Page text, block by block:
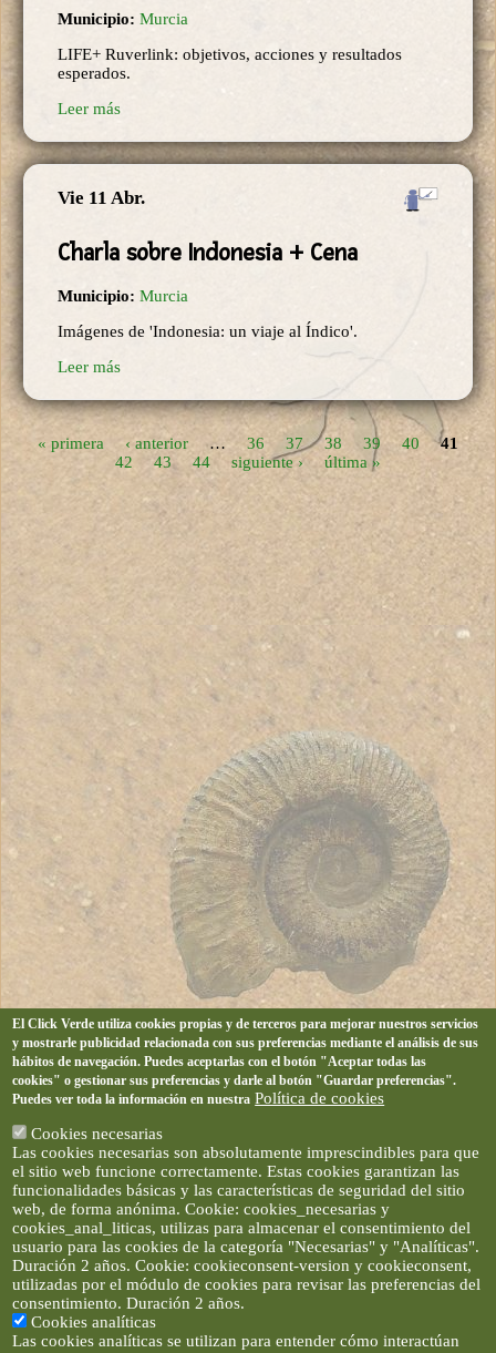
Municipio: Murcia
LIFE+ Ruverlink: objetivos, acciones y resultados
esperados.
Leer más
Vie 11 Abr.
Charla sobre Indonesia + Cena
Municipio: Murcia
Imágenes de 'Indonesia: un viaje al Índico'.
Leer más
Páginas
« primera ‹ anterior … 36 37 38 39 40
41
42
43 44 siguiente › última »
El Click Verde utiliza cookies propias y de terceros para mejorar nuestros servicios
y mostrarle publicidad relacionada con sus preferencias mediante el análisis de sus
hábitos de navegación. Puedes aceptarlas con el botón "Aceptar todas las
cookies" o gestionar sus preferencias y darle al botón "Guardar preferencias".
Puedes ver toda la información en nuestra Política de cookies
Cookies necesarias
Las cookies necesarias son absolutamente imprescindibles para que
el sitio web funcione correctamente. Estas cookies garantizan las
funcionalidades básicas y las características de seguridad del sitio
web, de forma anónima. Cookie: cookies_necesarias y
cookies_anal_liticas, utilizas para almacenar el consentimiento del
usuario para las cookies de la categoría "Necesarias" y "Analíticas".
Duración 2 años. Cookie: cookieconsent-version y cookieconsent,
utilizadas por el módulo de cookies para revisar las preferencias del
consentimiento. Duración 2 años.
Cookies analíticas
Las cookies analíticas se utilizan para entender cómo interactúan